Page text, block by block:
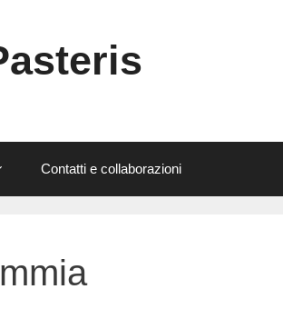
Contatti e collaborazioni